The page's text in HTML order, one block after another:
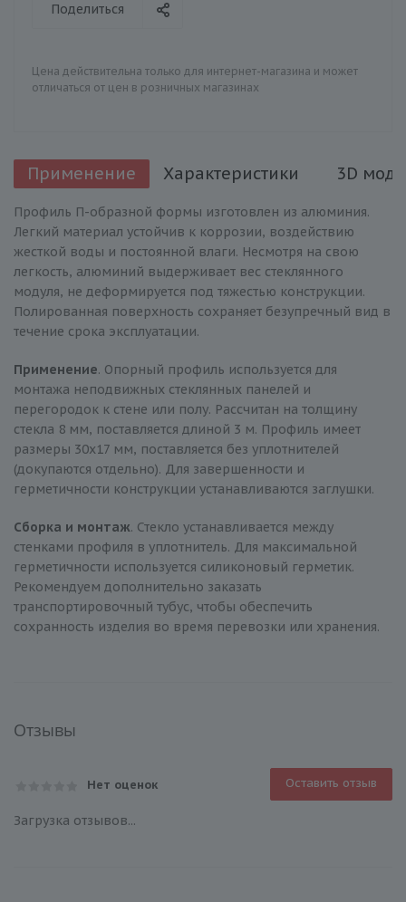
Поделиться
Цена действительна только для интернет-магазина и может
отличаться от цен в розничных магазинах
Применение Характеристики 3D
Профиль П-образной формы изготовлен из алюминия.
Легкий материал устойчив к коррозии, воздействию
жесткой воды и постоянной влаги. Несмотря на свою
легкость, алюминий выдерживает вес стеклянного
модуля, не деформируется под тяжестью конструкции.
Полированная поверхность сохраняет безупречный вид в
течение срока эксплуатации.
Применение. Опорный профиль используется для
монтажа неподвижных стеклянных панелей и
перегородок к стене или полу. Рассчитан на толщину
стекла 8 мм, поставляется длиной 3 м. Профиль имеет
размеры 30х17 мм, поставляется без уплотнителей
(докупаются отдельно). Для завершенности и
герметичности конструкции устанавливаются заглушки.
Сборка и монтаж. Стекло устанавливается между
стенками профиля в уплотнитель. Для максимальной
герметичности используется силиконовый герметик.
Рекомендуем дополнительно заказать
транспортировочный тубус, чтобы обеспечить
сохранность изделия во время перевозки или хранения.
Отзывы
Нет оценок Оставить отзыв
Загрузка отзывов...